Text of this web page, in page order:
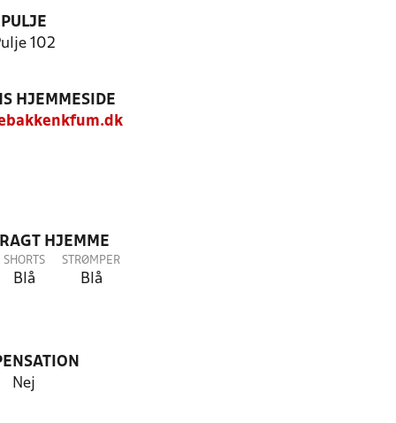
PULJE
102
HJEMMESIDE
HJEMME
SHORTS
Blå
STRØMPER
Blå
Nej